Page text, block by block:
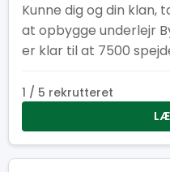
Kunne dig og din
at opbygge underlejr
er klar til at 7500
følgende faste
cafe, information,
udlevering og en
1 / 5 rekrutteret